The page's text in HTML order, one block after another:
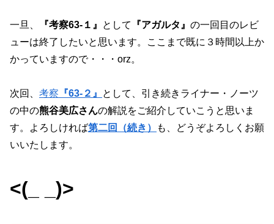
一旦、 『考察63‐１』 として 『アガルタ』 の一回目のレビ
ューは終了したいと思います。ここまで既に３時間以上か
かっていますので・・・orz。
次回、 考察 『63‐２』
として、引き続きライナー・ノーツ
の中の熊谷美広さんの解説をご紹介していこうと思いま
す。よろしければ第二回（続き）
も、どうぞよろしくお願
いいたします。
<(_ _)>